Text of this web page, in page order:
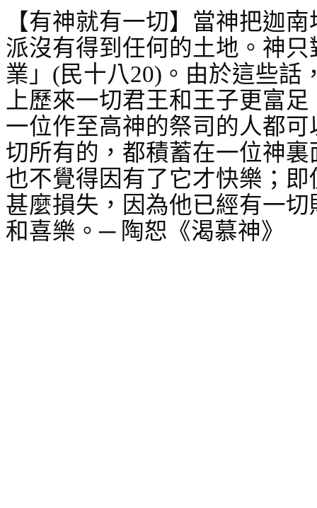
【有神就有一切】當神把迦
派沒有得到任何的土地。神
業」 (民十八20) 。由於這些話
上歷來一切君王和王子更富
一位作至高神的祭司的人都
切所有的，都積蓄在一位神
也不覺得因有了它才快樂；
甚麼損失，因為他已經有一
和喜樂。─ 陶恕《渴慕神》